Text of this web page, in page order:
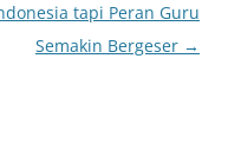
tapi Peran Guru
Semakin Bergeser →